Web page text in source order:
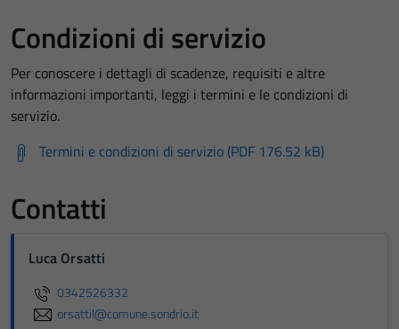
Condizioni di servizio
Per conoscere i dettagli di scadenze, requisiti e altre
informazioni importanti, leggi i termini e le condizioni di
servizio.
Termini e condizioni di servizio (PDF 176.52 kB)
Contatti
Luca Orsatti
0342526332
orsattil@comune.sondrio.it